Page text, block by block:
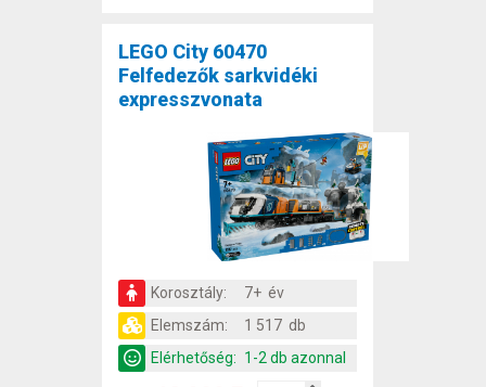
LEGO City 60470
Felfedezők sarkvidéki
expresszvonata
Korosztály:
7+ év
Elemszám:
1 517 db
Elérhetőség: 1-2 db azonnal